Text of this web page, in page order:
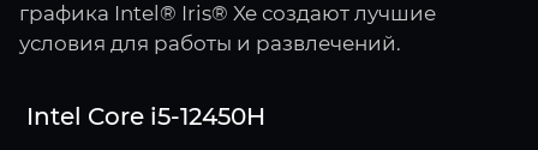
графика Intel® Iris® Xe создают лучшие
условия для работы и развлечений.
Intel Core i5-12450H